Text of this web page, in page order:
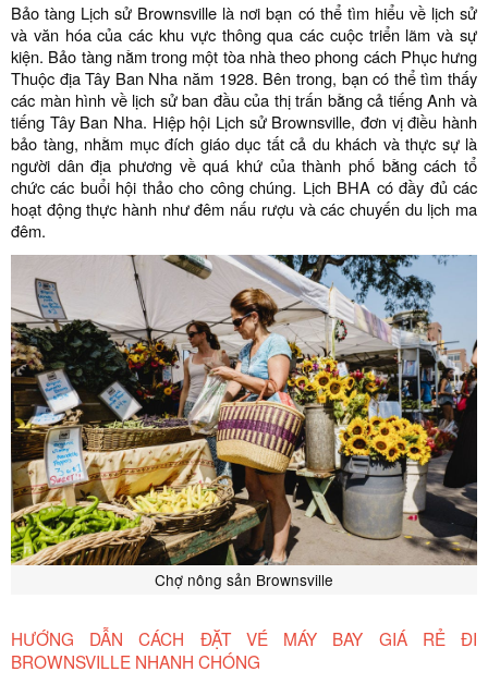
Bảo tàng Lịch sử Brownsville là nơi bạn có thể tìm hiểu về lịch sử
và văn hóa của các khu vực thông qua các cuộc triển lãm và sự
kiện. Bảo tàng nằm trong một tòa nhà theo phong cách Phục hưng
Thuộc địa Tây Ban Nha năm 1928. Bên trong, bạn có thể tìm thấy
các màn hình về lịch sử ban đầu của thị trấn bằng cả tiếng Anh và
tiếng Tây Ban Nha. Hiệp hội Lịch sử Brownsville, đơn vị điều hành
bảo tàng, nhằm mục đích giáo dục tất cả du khách và thực sự là
người dân địa phương về quá khứ của thành phố bằng cách tổ
chức các buổi hội thảo cho công chúng. Lịch BHA có đầy đủ các
hoạt động thực hành như đêm nấu rượu và các chuyến du lịch ma
đêm.
Chợ nông sản Brownsville
HƯỚNG DẪN CÁCH ĐẶT VÉ MÁY BAY GIÁ RẺ ĐI
BROWNSVILLE NHANH CHÓNG